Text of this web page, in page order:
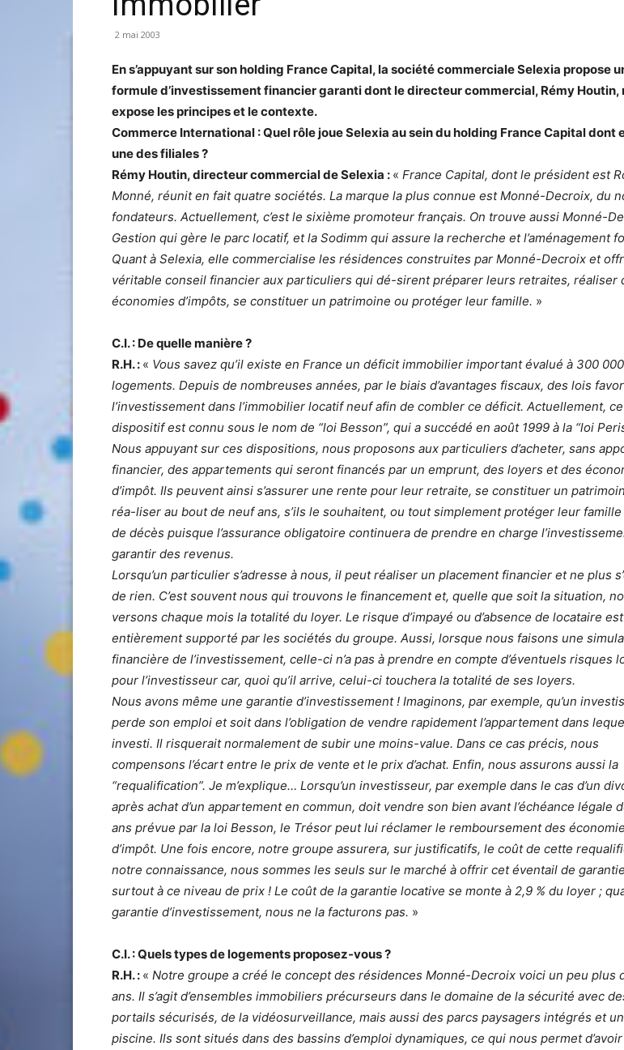
2 mai 2003
En s’appuyant sur son holding France Capital, la société commerciale Selexia propose
formule d’investissement financier garanti dont le directeur commercial, Rémy Houtin,
expose les principes et le contexte.
Commerce International : Quel rôle joue Selexia au sein du holding France Capital dont
une des filiales ?
Rémy Houtin, directeur commercial de Selexia : « France Capital, dont le président est
Monné, réunit en fait quatre sociétés. La marque la plus connue est Monné-Decroix, du
fondateurs. Actuellement, c’est le sixième promoteur français. On trouve aussi Monné-
Gestion qui gère le parc locatif, et la Sodimm qui assure la recherche et l’aménagement
Quant à Selexia, elle commercialise les résidences construites par Monné-Decroix et
véritable conseil financier aux particuliers qui dé-sirent préparer leurs retraites, réaliser
économies d’impôts, se constituer un patrimoine ou protéger leur famille. »
C.I. : De quelle manière ?
R.H. : « Vous savez qu’il existe en France un déficit immobilier important évalué à 300 000
logements. Depuis de nombreuses années, par le biais d’avantages fiscaux, des lois
l’investissement dans l’immobilier locatif neuf afin de combler ce déficit. Actuellement, ce
dispositif est connu sous le nom de “loi Besson”, qui a succédé en août 1999 à la “loi
Nous appuyant sur ces dispositions, nous proposons aux particuliers d’acheter, sans
financier, des appartements qui seront financés par un emprunt, des loyers et des
d’impôt. Ils peuvent ainsi s’assurer une rente pour leur retraite, se constituer un
réa-liser au bout de neuf ans, s’ils le souhaitent, ou tout simplement protéger leur famille
de décès puisque l’assurance obligatoire continuera de prendre en charge
garantir des revenus.
Lorsqu’un particulier s’adresse à nous, il peut réaliser un placement financier et ne plus
de rien. C’est souvent nous qui trouvons le financement et, quelle que soit la situation,
versons chaque mois la totalité du loyer. Le risque d’impayé ou d’absence de locataire est
entièrement supporté par les sociétés du groupe. Aussi, lorsque nous faisons une
financière de l’investissement, celle-ci n’a pas à prendre en compte d’éventuels risques
pour l’investisseur car, quoi qu’il arrive, celui-ci touchera la totalité de ses loyers.
Nous avons même une garantie d’investissement ! Imaginons, par exemple, qu’un
perde son emploi et soit dans l’obligation de vendre rapidement l’appartement dans
investi. Il risquerait normalement de subir une moins-value. Dans ce cas précis, nous
compensons l’écart entre le prix de vente et le prix d’achat. Enfin, nous assurons aussi la
“requalification”. Je m’explique… Lorsqu’un investisseur, par exemple dans le cas d’un
après achat d’un appartement en commun, doit vendre son bien avant l’échéance légale
ans prévue par la loi Besson, le Trésor peut lui réclamer le remboursement des
d’impôt. Une fois encore, notre groupe assurera, sur justificatifs, le coût de cette
notre connaissance, nous sommes les seuls sur le marché à offrir cet éventail de
surtout à ce niveau de prix ! Le coût de la garantie locative se monte à 2,9 % du loyer ;
garantie d’investissement, nous ne la facturons pas. »
C.I. : Quels types de logements proposez-vous ?
R.H. : « Notre groupe a créé le concept des résidences Monné-Decroix voici un peu plus
ans. Il s’agit d’ensembles immobiliers précurseurs dans le domaine de la sécurité avec
portails sécurisés, de la vidéosurveillance, mais aussi des parcs paysagers intégrés et
piscine. Ils sont situés dans des bassins d’emploi dynamiques, ce qui nous permet